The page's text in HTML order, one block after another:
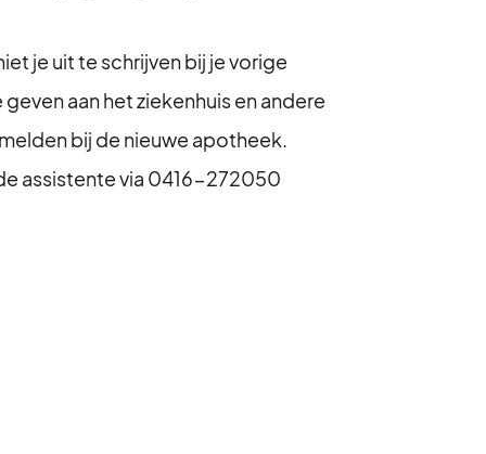
je uit te schrijven bij je vorige
aan het ziekenhuis en andere
bij de nieuwe apotheek.
assistente via 0416-272050